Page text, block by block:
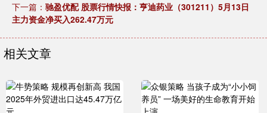
下一篇： 驰盈优配 股票行情快报：亨迪药业（301211）5月13日
主力资金净买入262.47万元
相关文章